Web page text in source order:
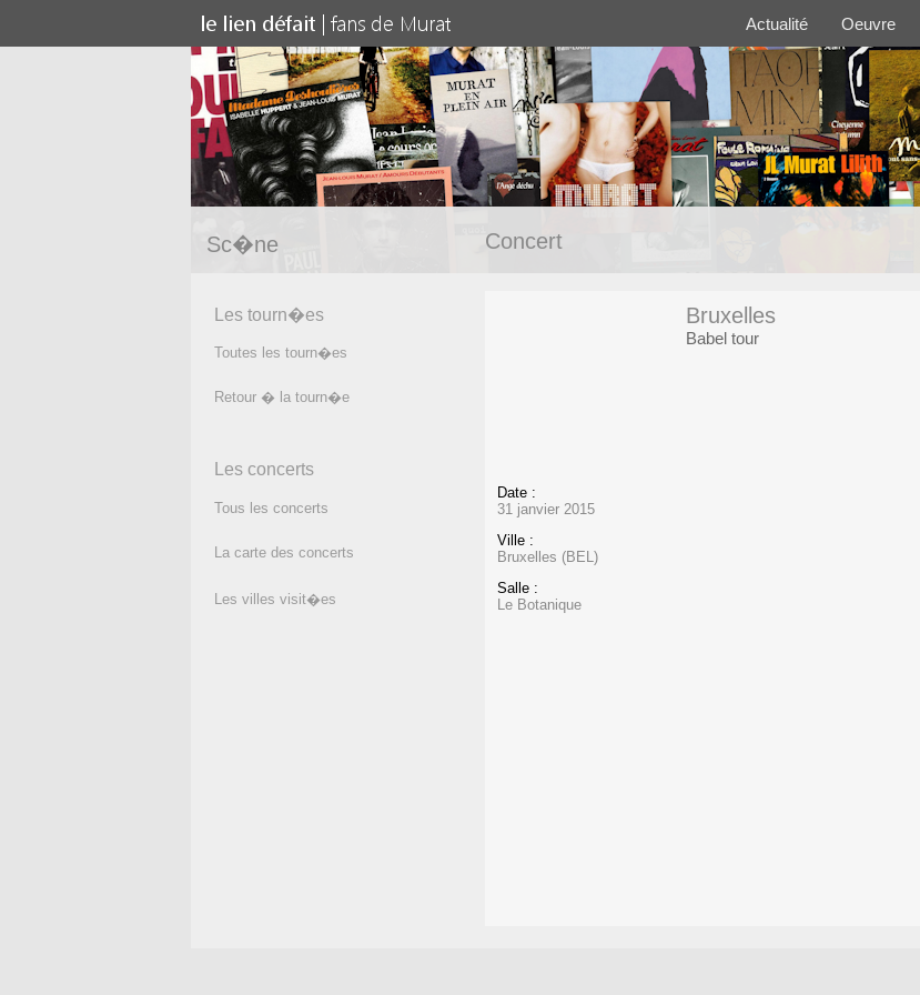
Sc�ne Concert
Les tourn�es
Toutes les tourn�es
Retour � la tourn�e
Les concerts
Tous les concerts
La carte des concerts
Les villes visit�es
Date :
31 janvier 2015
Ville :
Bruxelles (BEL)
Salle :
Le Botanique
Bruxelles
Babel tour
Actualité Oeuvre